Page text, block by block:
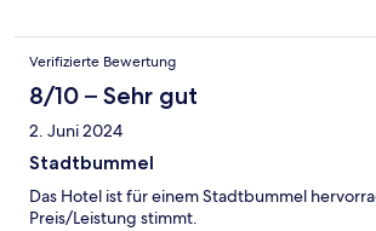
Verifizierte Bewertung
8/10 – Sehr gut
2. Juni 2024
Stadtbummel
Das Hotel ist für einem Stadtbummel
Preis/Leistung stimmt.